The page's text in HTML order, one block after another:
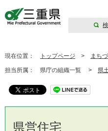
現在位置： トップページ > まち
担当所属： 県庁の組織一覧 > 県
県営住宅